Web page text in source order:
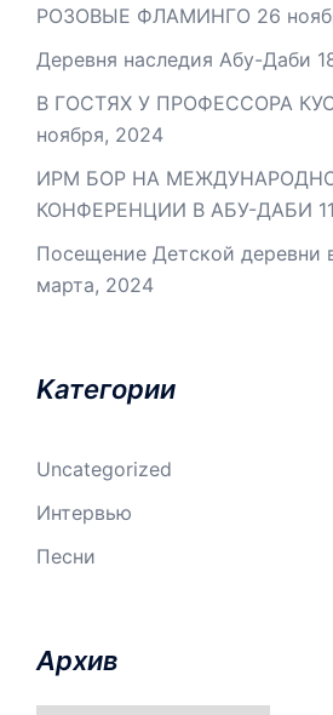
РОЗОВЫЕ ФЛАМИНГО 26
Деревня наследия Абу-Даби
В ГОСТЯХ У ПРОФЕССОРА
ноября, 2024
ИРМ БОР НА
КОНФЕРЕНЦИИ В АБУ-ДАБИ
Посещение Детской деревни
марта, 2024
Kатегории
Uncategorized
Интервью
Песни
Aрхив